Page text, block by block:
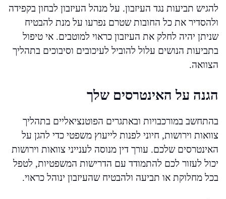
להגיש תביעות נגד העיזבון. על מנהל העיזבון לבחון בקפידה
ולהסדיר את כל החובות שטרם נפרעו על מנת להבטיח
שניתן יהיה לחלק את העיזבון כראוי למוטבים. אי טיפול
בתביעות הנושים עלול להוביל לעיכובים וסיבוכים בתהליך
הצוואה.
הגנה על האינטרסים שלך
בהתחשב במורכבויות ובאתגרים הפוטנציאליים בתהליך
צוואות וירושות, חיוני לפנות לייעוץ משפטי כדי להגן על
האינטרסים שלכם. עורך דין מנוסה לענייני צוואות וירושות
יכול לעזור לכם להתמודד עם הדרישות המשפטיות, לטפל
בכל מחלוקת או תביעה ולהבטיח שהעיזבון ינוהל כראוי.